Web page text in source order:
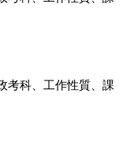
考科、工作性質、課